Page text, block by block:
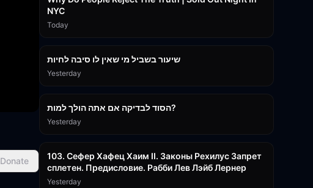
Donate
NYC
Today
שיעור בשביל מי שאין לו סיבה לחיות
Yesterday
הסוד לבדיקה אם אתה הולך למות?
Yesterday
103. Сефер Хафец Хаим II. Законы Рехилус Запрет
сплетен. Предисловие. Рабби Лев Лэйб Лернер
Yesterday